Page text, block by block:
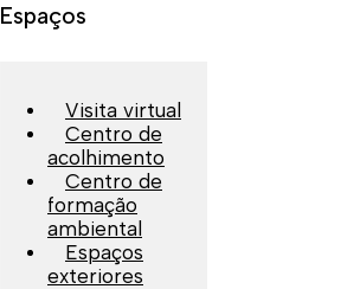
Espaços
Visita virtual
Centro de
acolhimento
Centro de
formação
ambiental
Espaços
exteriores